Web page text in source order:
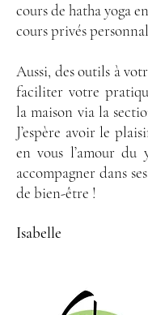
cours de hatha yoga
cours privés
Aussi, des outils à
faciliter votre
la maison via la
J’espère avoir le
en vous l’amour du
accompagner dans
de bien-être !
Isabelle